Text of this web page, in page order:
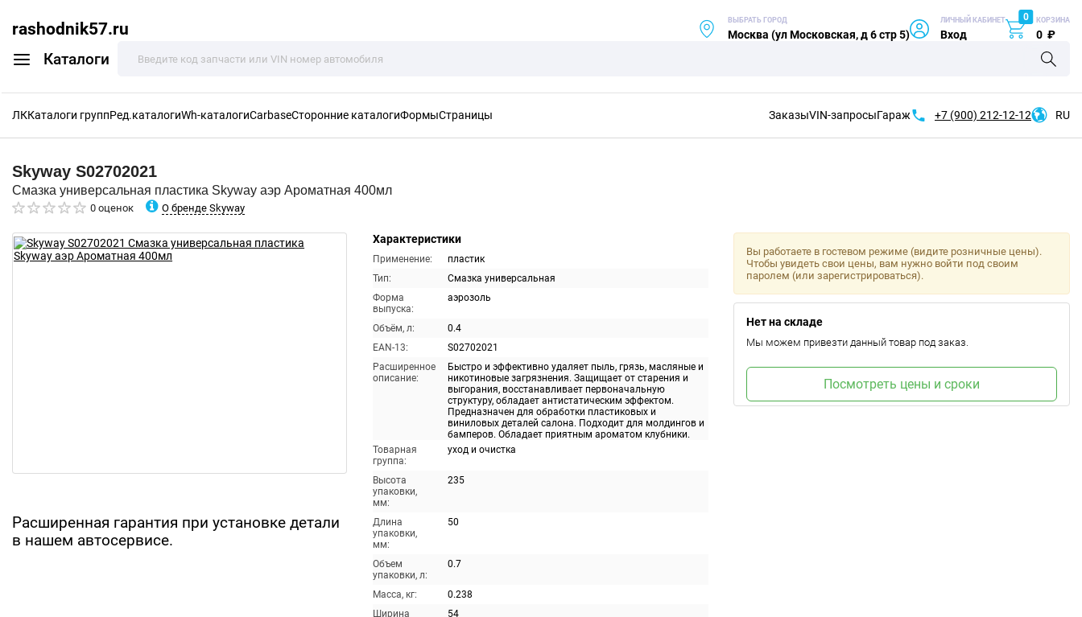
rashodnik57.ru
Каталоги
ВЫБРАТЬ ГОРОД
Москва (ул Московская, д 6 стр 5)
ЛИЧНЫЙ КАБИНЕТ
Вход
0 КОРЗИНА
0 ₽
ЛККаталоги группРед.каталогиWh-каталогиCarbaseСторонние каталогиФормыСтраницы ЗаказыVIN-запросыГараж +7 (900) 212-12-12 RU
Skyway S02702021
Смазка универсальная пластика Skyway аэр Ароматная 400мл
0 оценок О бренде Skyway
Расширенная гарантия при установке детали
в нашем автосервисе.
Характеристики
Применение:
пластик
Тип:
Смазка универсальная
Форма
выпуска:
аэрозоль
Объём, л:
0.4
EAN-13:
S02702021
Расширенное
описание:
Быстро и эффективно удаляет пыль, грязь, масляные и
никотиновые загрязнения. Защищает от старения и
выгорания, восстанавливает первоначальную
структуру, обладает антистатическим эффектом.
Предназначен для обработки пластиковых и
виниловых деталей салона. Подходит для молдингов и
бамперов. Обладает приятным ароматом клубники.
Товарная
группа:
уход и очистка
Высота
упаковки,
мм:
235
Длина
упаковки,
мм:
50
Объем
упаковки, л:
0.7
Масса, кг:
0.238
Ширина
54
Вы работаете в гостевом режиме (видите розничные цены).
Чтобы увидеть свои цены, вам нужно войти под своим
паролем (или зарегистрироваться).
Нет на складе
Мы можем привезти данный товар под заказ.
Посмотреть цены и сроки